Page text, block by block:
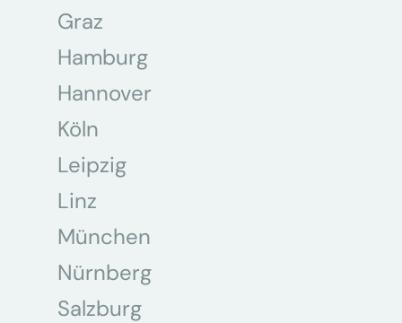
Graz
Hamburg
Hannover
Köln
Leipzig
Linz
München
Nürnberg
Salzburg